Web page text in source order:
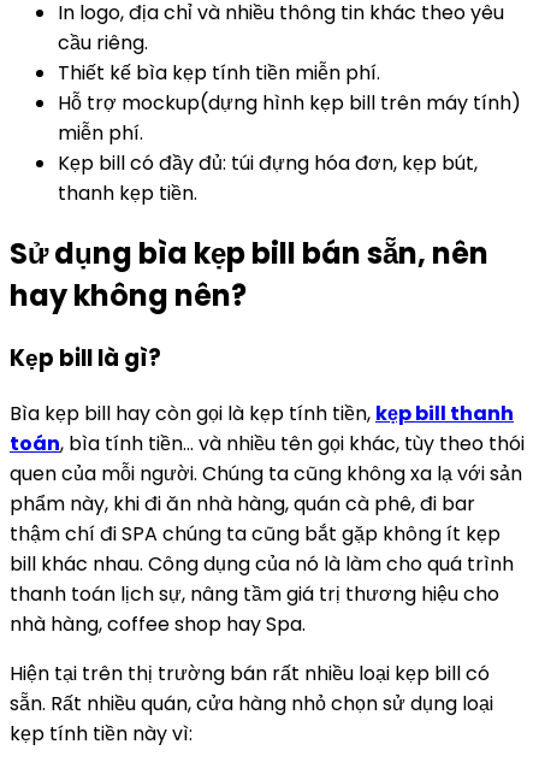
In logo, địa chỉ và nhiều thông tin khác theo yêu
cầu riêng.
Thiết kế bìa kẹp tính tiền miễn phí.
Hỗ trợ mockup(dựng hình kẹp bill trên máy tính)
miễn phí.
Kẹp bill có đầy đủ: túi đựng hóa đơn, kẹp bút,
thanh kẹp tiền.
Sử dụng bìa kẹp bill bán sẵn, nên
hay không nên?
Kẹp bill là gì?
Bìa kẹp bill hay còn gọi là kẹp tính tiền, kẹp bill thanh
toán, bìa tính tiền… và nhiều tên gọi khác, tùy theo thói
quen của mỗi người. Chúng ta cũng không xa lạ với sản
phẩm này, khi đi ăn nhà hàng, quán cà phê, đi bar
thậm chí đi SPA chúng ta cũng bắt gặp không ít kẹp
bill khác nhau. Công dụng của nó là làm cho quá trình
thanh toán lịch sự, nâng tầm giá trị thương hiệu cho
nhà hàng, coffee shop hay Spa.
Hiện tại trên thị trường bán rất nhiều loại kẹp bill có
sẵn. Rất nhiều quán, cửa hàng nhỏ chọn sử dụng loại
kẹp tính tiền này vì: